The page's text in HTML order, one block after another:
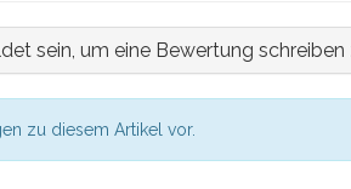
sein, um eine Bewertung schreiben
zu diesem Artikel vor.